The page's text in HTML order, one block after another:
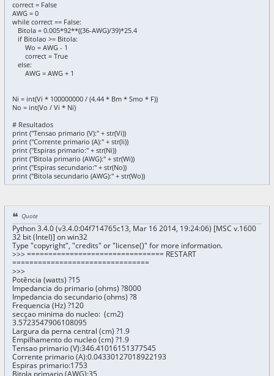
correct = False
AWG = 0
while correct == False:
Bitola = 0.005*92**((36-AWG)/39)*25.4
if Bitolao >= Bitola:
Wo = AWG - 1
correct = True
else:
AWG = AWG + 1
Ni = int(Vi * 100000000 / (4.44 * Bm * Smo * F))
No = int(Vo / Vi * Ni)
# Resultados
print ("Tensao primario (V):" + str(Vi))
print ("Corrente primario (A):" + str(Ii))
print ("Espiras primario:" + str(Ni))
print ("Bitola primario (AWG):" + str(Wi))
print ("Espiras secundario:" + str(No))
print ("Bitola secundario (AWG):" + str(Wo))
Quote
Python 3.4.0 (v3.4.0:04f714765c13, Mar 16 2014, 19:24:06) [MSC v.1600
32 bit (Intel)] on win32
Type "copyright", "credits" or "license()" for more information.
>>> ================================ RESTART
================================
>>>
Potência (watts) ?15
Impedancia do primario (ohms) ?8000
Impedancia do secundario (ohms) ?8
Frequencia (Hz) ?120
secçao minima do nucleo: (cm2)
3.5723547906108095
Largura da perna central (cm) ?1.9
Empilhamento do nucleo (cm) ?1.9
Tensao primario (V):346.41016151377545
Corrente primario (A):0.04330127018922193
Espiras primario:1753
Bitola primario (AWG):35